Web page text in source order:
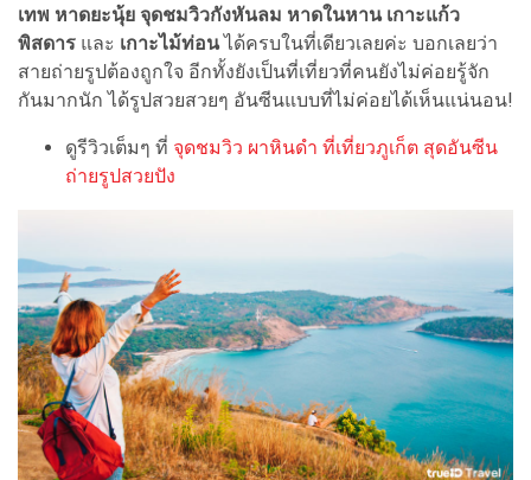
เทพ หาดยะนุ้ย จุดชมวิวกังหันลม หาดในหาน เกาะแก้ว
พิสดาร และ เกาะไม้ท่อนได้ครบในที่เดียวเลยค่ะ บอกเลยว่า
สายถ่ายรูปต้องถูกใจ อีกทั้งยังเป็นที่เที่ยวที่คนยังไม่ค่อยรู้จัก
กันมากนัก ได้รูปสวยสวยๆ อันซีนแบบที่ไม่ค่อยได้เห็นแน่นอน!
ดูรีวิวเต็มๆ ที่ จุดชมวิว ผาหินดํา ที่เที่ยวภูเก็ต สุดอันซีน
ถ่ายรูปสวยปัง